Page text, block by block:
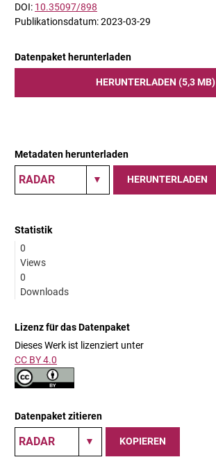
DOI: 10.35097/898
Publikationsdatum: 2023-03-29
Datenpaket herunterladen
HERUNTERLADEN (5,3 MB)
Metadaten herunterladen
HERUNTERLADEN
Statistik
0
Views
0
Downloads
Lizenz für das Datenpaket
Dieses Werk ist lizenziert unter
CC BY 4.0
Datenpaket zitieren
KOPIEREN